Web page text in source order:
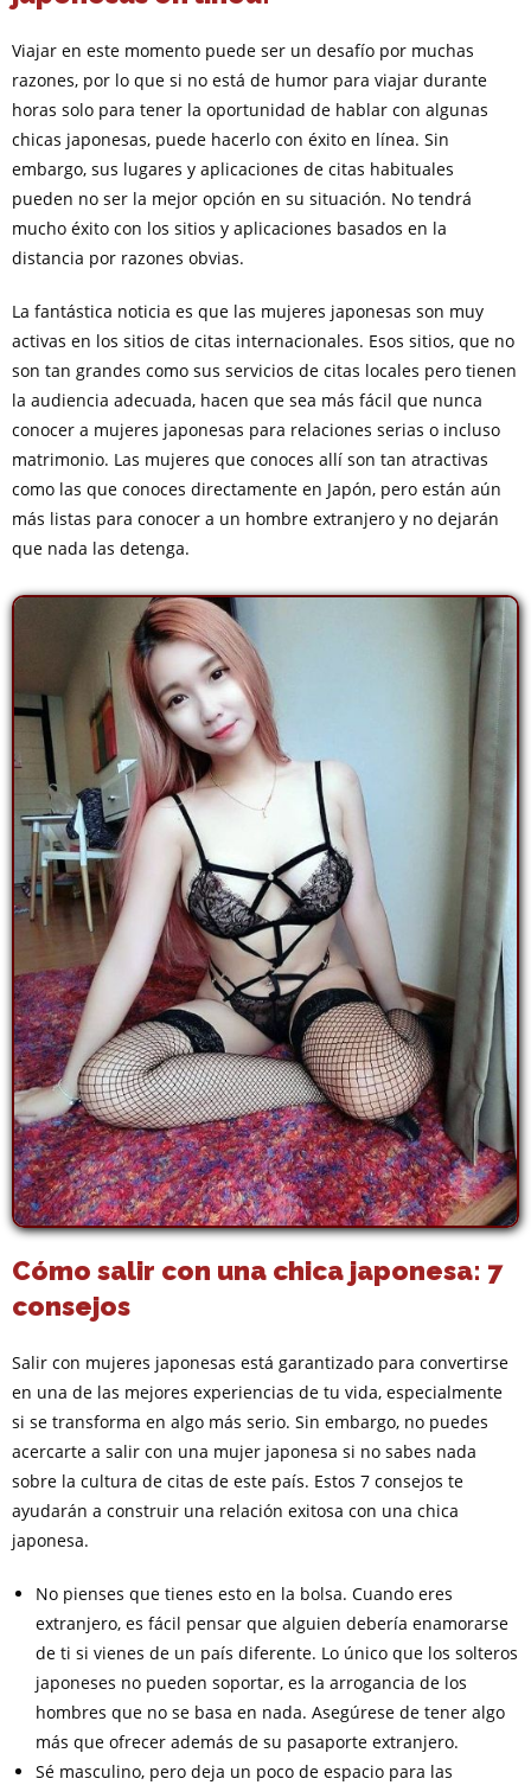
Viajar en este momento puede ser un desafío por muchas
razones, por lo que si no está de humor para viajar durante
horas solo para tener la oportunidad de hablar con algunas
chicas japonesas, puede hacerlo con éxito en línea. Sin
embargo, sus lugares y aplicaciones de citas habituales
pueden no ser la mejor opción en su situación. No tendrá
mucho éxito con los sitios y aplicaciones basados en la
distancia por razones obvias.
La fantástica noticia es que las mujeres japonesas son muy
activas en los sitios de citas internacionales. Esos sitios, que no
son tan grandes como sus servicios de citas locales pero tienen
la audiencia adecuada, hacen que sea más fácil que nunca
conocer a mujeres japonesas para relaciones serias o incluso
matrimonio. Las mujeres que conoces allí son tan atractivas
como las que conoces directamente en Japón, pero están aún
más listas para conocer a un hombre extranjero y no dejarán
que nada las detenga.
Cómo salir con una chica japonesa: 7
consejos
Salir con mujeres japonesas está garantizado para convertirse
en una de las mejores experiencias de tu vida, especialmente
si se transforma en algo más serio. Sin embargo, no puedes
acercarte a salir con una mujer japonesa si no sabes nada
sobre la cultura de citas de este país. Estos 7 consejos te
ayudarán a construir una relación exitosa con una chica
japonesa.
No pienses que tienes esto en la bolsa. Cuando eres
extranjero, es fácil pensar que alguien debería enamorarse
de ti si vienes de un país diferente. Lo único que los solteros
japoneses no pueden soportar, es la arrogancia de los
hombres que no se basa en nada. Asegúrese de tener algo
más que ofrecer además de su pasaporte extranjero.
Sé masculino, pero deja un poco de espacio para las